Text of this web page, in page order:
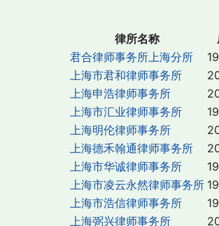
律所名称
君合律师事务所上海分所
上海市君和律师事务所
上海申浩律师事务所
上海市汇业律师事务所
上海明伦律师事务所
上海德禾翰通律师事务所
上海市华诚律师事务所
上海市凌云永然律师事务所
上海市浩信律师事务所
上海弼兴律师事务所